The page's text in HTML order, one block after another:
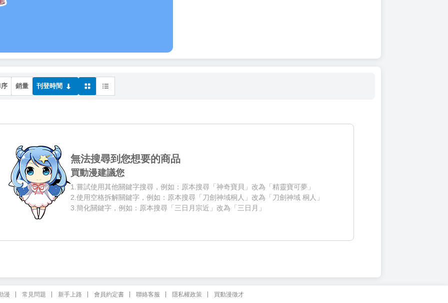
銷量 刊登時間
無法搜尋到您想要的商品
買動漫建議您
1.嘗試使用其他關鍵字搜尋，例如：原本搜尋「神奇寶貝」改為「精靈寶可夢」
2.使用空格拆解關鍵字，例如：原本搜尋「刀劍神域桐人」改為「刀劍神域 桐人」
3.簡化關鍵字，例如：原本搜尋「三日月宗近」改為「三日月」
漫 常見問題 新手上路 會員約定書 聯絡客服 隱私權政策 買動漫徵才